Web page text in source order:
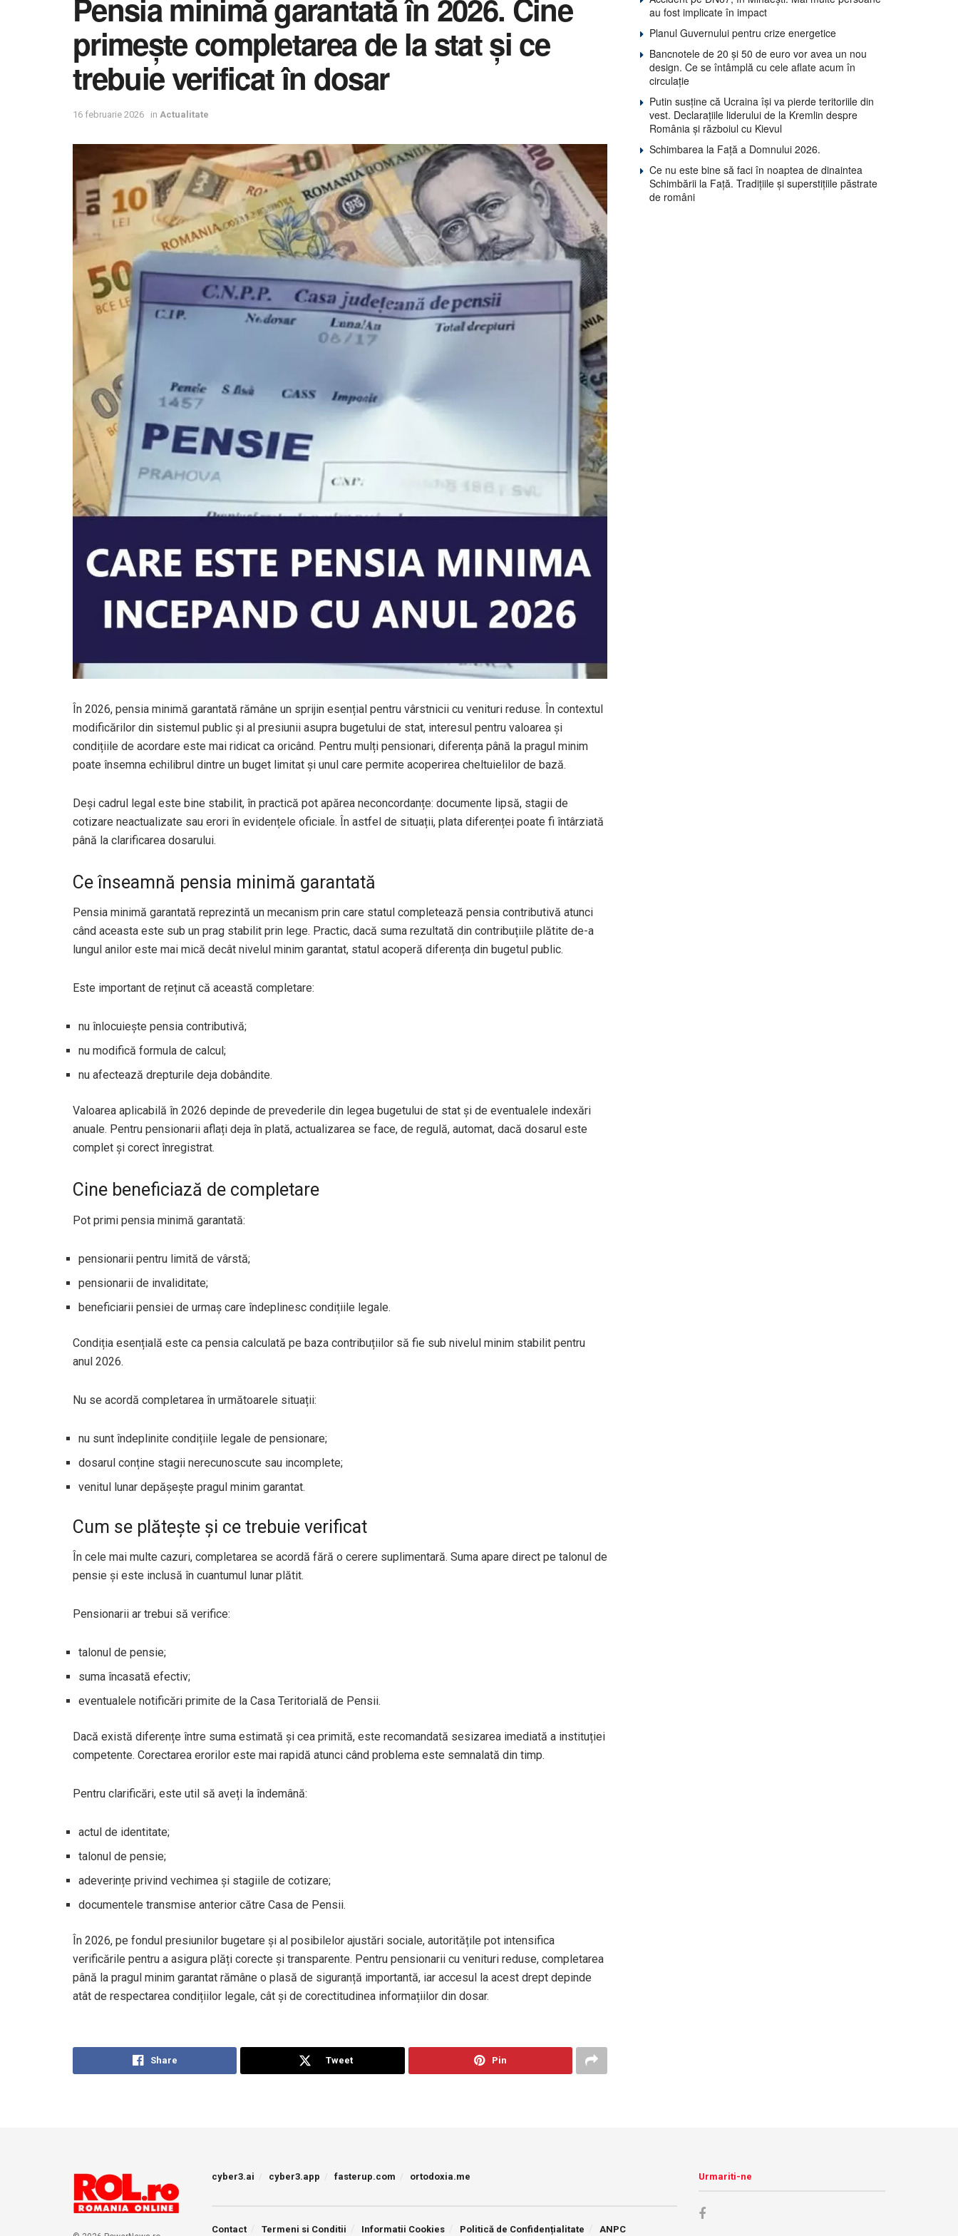
Pensia minimă garantată în 2026. Cine
primește completarea de la stat și ce
trebuie verificat în dosar
16 februarie 2026 in Actualitate
În 2026, pensia minimă garantată rămâne un sprijin esențial pentru vârstnicii cu venituri reduse. În contextul
modificărilor din sistemul public și al presiunii asupra bugetului de stat, interesul pentru valoarea și
condițiile de acordare este mai ridicat ca oricând. Pentru mulți pensionari, diferența până la pragul minim
poate însemna echilibrul dintre un buget limitat și unul care permite acoperirea cheltuielilor de bază.
Deși cadrul legal este bine stabilit, în practică pot apărea neconcordanțe: documente lipsă, stagii de
cotizare neactualizate sau erori în evidențele oficiale. În astfel de situații, plata diferenței poate fi întârziată
până la clarificarea dosarului.
Ce înseamnă pensia minimă garantată
Pensia minimă garantată reprezintă un mecanism prin care statul completează pensia contributivă atunci
când aceasta este sub un prag stabilit prin lege. Practic, dacă suma rezultată din contribuțiile plătite de-a
lungul anilor este mai mică decât nivelul minim garantat, statul acoperă diferența din bugetul public.
Este important de reținut că această completare:
nu înlocuiește pensia contributivă;
nu modifică formula de calcul;
nu afectează drepturile deja dobândite.
Valoarea aplicabilă în 2026 depinde de prevederile din legea bugetului de stat și de eventualele indexări
anuale. Pentru pensionarii aflați deja în plată, actualizarea se face, de regulă, automat, dacă dosarul este
complet și corect înregistrat.
Cine beneficiază de completare
Pot primi pensia minimă garantată:
pensionarii pentru limită de vârstă;
pensionarii de invaliditate;
beneficiarii pensiei de urmaș care îndeplinesc condițiile legale.
Condiția esențială este ca pensia calculată pe baza contribuțiilor să fie sub nivelul minim stabilit pentru
anul 2026.
Nu se acordă completarea în următoarele situații:
nu sunt îndeplinite condițiile legale de pensionare;
dosarul conține stagii nerecunoscute sau incomplete;
venitul lunar depășește pragul minim garantat.
Cum se plătește și ce trebuie verificat
În cele mai multe cazuri, completarea se acordă fără o cerere suplimentară. Suma apare direct pe talonul de
pensie și este inclusă în cuantumul lunar plătit.
Pensionarii ar trebui să verifice:
talonul de pensie;
suma încasată efectiv;
eventualele notificări primite de la Casa Teritorială de Pensii.
Dacă există diferențe între suma estimată și cea primită, este recomandată sesizarea imediată a instituției
competente. Corectarea erorilor este mai rapidă atunci când problema este semnalată din timp.
Pentru clarificări, este util să aveți la îndemână:
actul de identitate;
talonul de pensie;
adeverințe privind vechimea și stagiile de cotizare;
documentele transmise anterior către Casa de Pensii.
În 2026, pe fondul presiunilor bugetare și al posibilelor ajustări sociale, autoritățile pot intensifica
verificările pentru a asigura plăți corecte și transparente. Pentru pensionarii cu venituri reduse, completarea
până la pragul minim garantat rămâne o plasă de siguranță importantă, iar accesul la acest drept depinde
atât de respectarea condițiilor legale, cât și de corectitudinea informațiilor din dosar.
Share Tweet Pin
au fost implicate în impact
Planul Guvernului pentru crize energetice
Bancnotele de 20 și 50 de euro vor avea un nou
design. Ce se întâmplă cu cele aflate acum în
circulație
Putin susține că Ucraina își va pierde teritoriile din
vest. Declarațiile liderului de la Kremlin despre
România și războiul cu Kievul
Schimbarea la Față a Domnului 2026.
Ce nu este bine să faci în noaptea de dinaintea
Schimbării la Față. Tradițiile și superstițiile păstrate
de români
cyber3.ai cyber3.app fasterup.com ortodoxia.me
Contact Termeni si Conditii Informatii Cookies Politică de Confidențialitate ANPC
Urmariti-ne